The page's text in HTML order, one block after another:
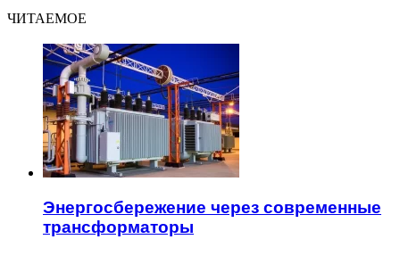
ЧИТАЕМОЕ
Энергосбережение через современные
трансформаторы